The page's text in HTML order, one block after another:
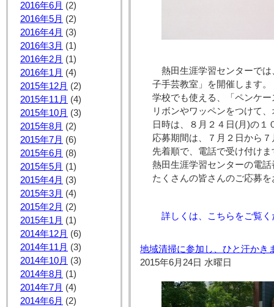
2016年6月 (2)
2016年5月 (2)
2016年4月 (3)
2016年3月 (1)
2016年2月 (1)
2016年1月 (4)
2015年12月 (2)
2015年11月 (4)
2015年10月 (3)
2015年8月 (2)
2015年7月 (6)
2015年6月 (8)
2015年5月 (1)
2015年4月 (3)
2015年3月 (4)
2015年2月 (2)
2015年1月 (1)
2014年12月 (6)
2014年11月 (3)
2014年10月 (3)
2014年8月 (1)
2014年7月 (4)
2014年6月 (2)
熱田生涯学習センターで
子手芸教室」を開催します。
学校でも使える、「ペンケ
リボンやワッペンをつけて
日時は、８月２４日(月)の１
応募期間は、７月２日から
先着順で、電話で受け付けま
熱田生涯学習センターの電
たくさんの皆さんのご応募
詳しくは、こちらをご覧く
地域清掃に参加し、ひと汗かき
2015年6月24日 水曜日